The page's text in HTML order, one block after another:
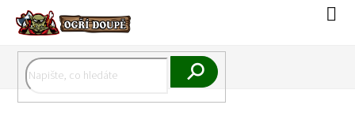
obsah